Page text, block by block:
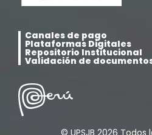
Pregrado
Psicología
Retorno a la presencialidad
Canales de pago
Plataformas Digitales
Repositorio Institucional
Validación de
© UPSJB 2026